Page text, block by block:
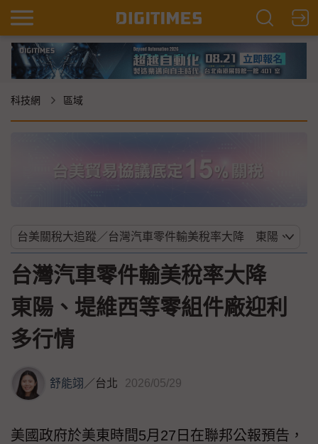
科技網 區域
台灣汽車零件輸美稅率大降
東陽、堤維西等零組件廠迎利
多行情
舒能翊 ／台北 2026/05/29
美國政府於美東時間5月27日在聯邦公報預告，